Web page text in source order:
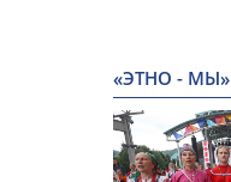
«ЭТНО - МЫ»